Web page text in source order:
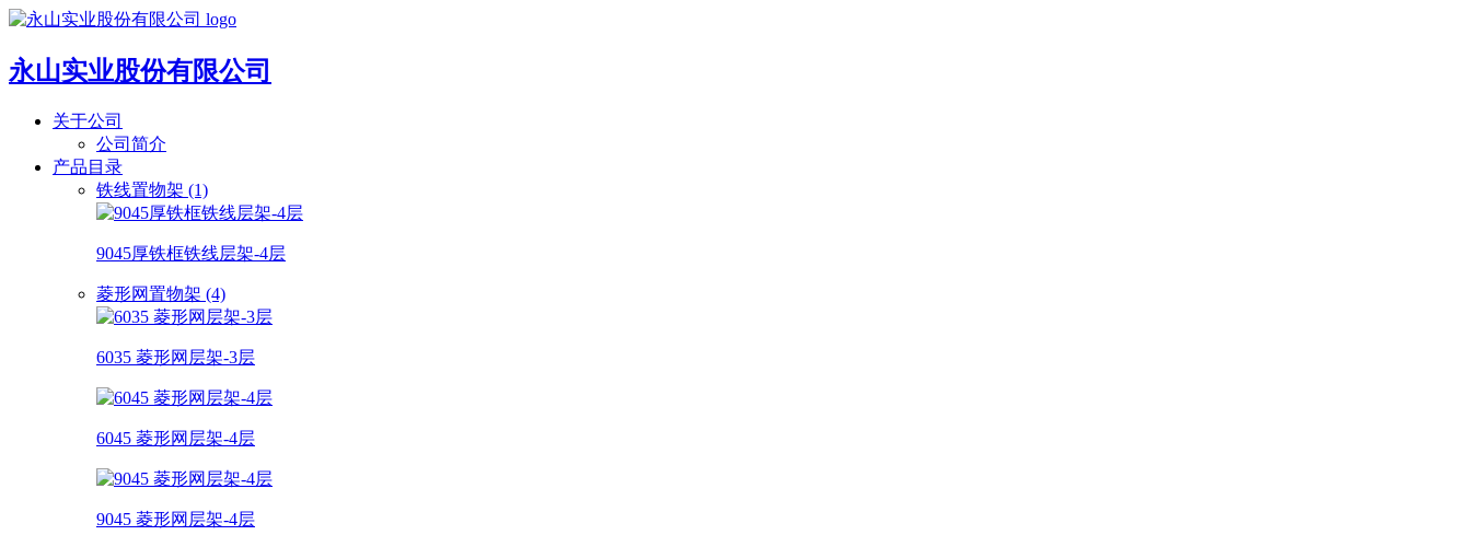
永山实业股份有限公司
关于公司
公司简介
产品目录
铁线置物架 (1)
9045厚铁框铁线层架-4层
菱形网置物架 (4)
6035 菱形网层架-3层
6045 菱形网层架-4层
9045 菱形网层架-4层